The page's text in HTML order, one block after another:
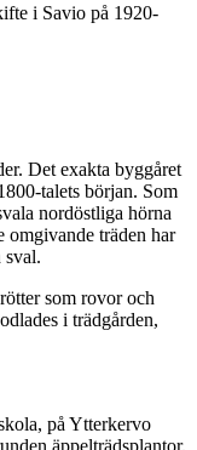
i Savio på 1920-
Det exakta byggåret
talets början. Som
nordöstliga hörna
omgivande träden har
sval.
som rovor och
i trädgården,
på Ytterkervo